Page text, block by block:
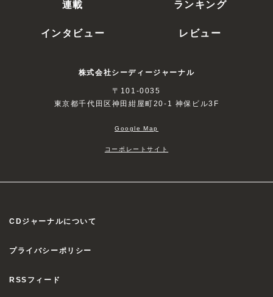
連載
ランキング
インタビュー
レビュー
株式会社シーディージャーナル
〒101-0035
東京都千代田区神田紺屋町20-1 神保ビル3F
Google Map
コーポレートサイト
CDジャーナルについて
プライバシーポリシー
RSSフィード